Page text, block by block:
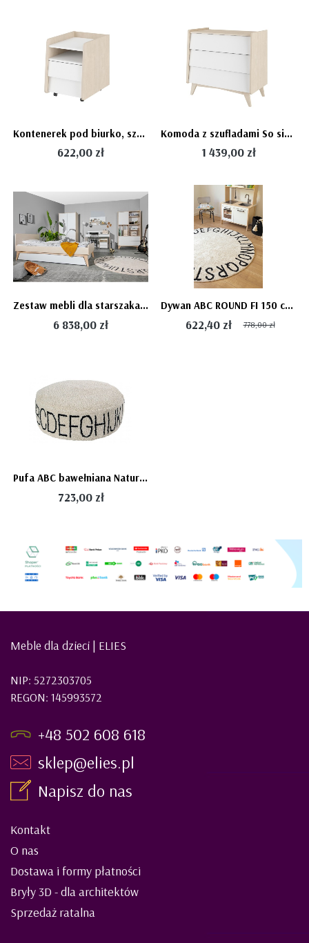
Kontenerek pod biurko, szafeczka na kółeczkach, So sixty
622,00 zł
Komoda z szufladami So sixty, dla dziecka biała komoda w stylu retro
1 439,00 zł
Zestaw mebli dla starszaka So SIXTY - łóżko 90x200, biurko z regulacją wysokosci blatu, regał, szafa
6 838,00 zł
Dywan ABC ROUND FI 150 cm NATURAL
622,40 zł 778,00 zł
Pufa ABC bawełniana Natural Black literki ABECADŁO alfabet 70 cm
723,00 zł
Meble dla dzieci | ELIES
NIP: 5272303705
REGON: 145993572
+48 502 608 618
sklep@elies.pl
Napisz do nas
Kontakt
O nas
Dostawa i formy płatności
Bryły 3D - dla architektów
Sprzedaż ratalna